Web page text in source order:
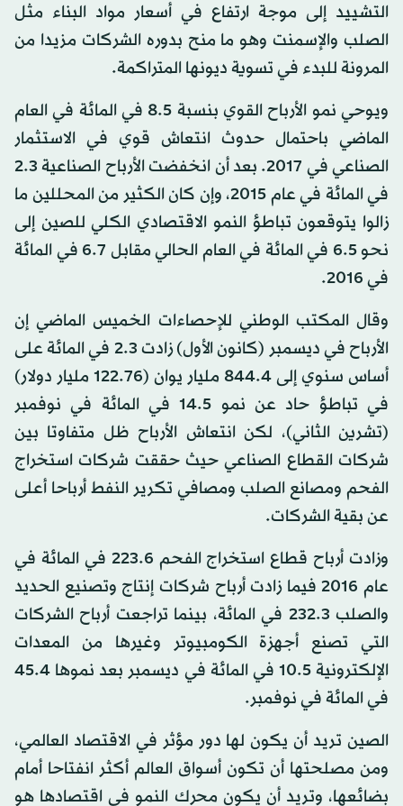
التشييد إلى موجة ارتفاع في أسعار مواد البناء مثل
الصلب والإسمنت وهو ما منح بدوره الشركات مزيدا من
المرونة للبدء في تسوية ديونها المتراكمة.
ويوحي نمو الأرباح القوي بنسبة 8.5 في المائة في العام
الماضي باحتمال حدوث انتعاش قوي في الاستثمار
الصناعي في 2017. بعد أن انخفضت الأرباح الصناعية 2.3
في المائة في عام 2015، وإن كان الكثير من المحللين ما
زالوا يتوقعون تباطؤ النمو الاقتصادي الكلي للصين إلى
نحو 6.5 في المائة في العام الحالي مقابل 6.7 في المائة
في 2016.
وقال المكتب الوطني للإحصاءات الخميس الماضي إن
الأرباح في ديسمبر (كانون الأول) زادت 2.3 في المائة على
أساس سنوي إلى 844.4 مليار يوان (122.76 مليار دولار)
في تباطؤ حاد عن نمو 14.5 في المائة في نوفمبر
(تشرين الثاني)، لكن انتعاش الأرباح ظل متفاوتا بين
شركات القطاع الصناعي حيث حققت شركات استخراج
الفحم ومصانع الصلب ومصافي تكرير النفط أرباحا أعلى
عن بقية الشركات.
وزادت أرباح قطاع استخراج الفحم 223.6 في المائة في
عام 2016 فيما زادت أرباح شركات إنتاج وتصنيع الحديد
والصلب 232.3 في المائة، بينما تراجعت أرباح الشركات
التي تصنع أجهزة الكومبيوتر وغيرها من المعدات
الإلكترونية 10.5 في المائة في ديسمبر بعد نموها 45.4
في المائة في نوفمبر.
الصين تريد أن يكون لها دور مؤثر في الاقتصاد العالمي،
ومن مصلحتها أن تكون أسواق العالم أكثر انفتاحا أمام
بضائعها، وتريد أن يكون محرك النمو في اقتصادها هو